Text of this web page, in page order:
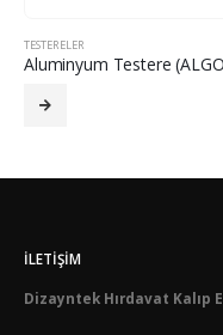
TESTERELER
Aluminyum Testere
İLETIŞIM
Dizayntek Hırdavat Kalıp